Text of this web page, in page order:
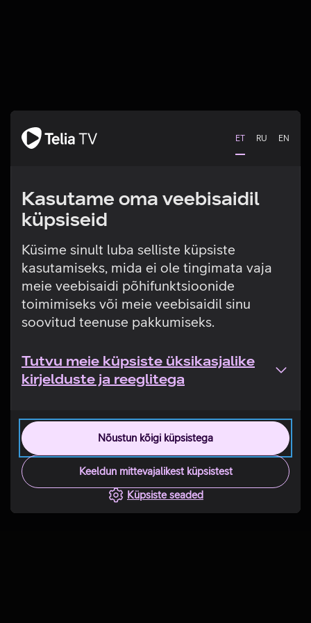
ET RU EN
Kasutame oma veebisaidil
küpsiseid
Küsime sinult luba selliste küpsiste
kasutamiseks, mida ei ole tingimata vaja
meie veebisaidi põhifunktsioonide
toimimiseks või meie veebisaidil sinu
soovitud teenuse pakkumiseks.
Tutvu meie küpsiste üksikasjalike
kirjelduste ja reeglitega
Nõustun kõigi küpsistega
Keeldun mittevajalikest küpsistest
Küpsiste seaded
Tehniline viga